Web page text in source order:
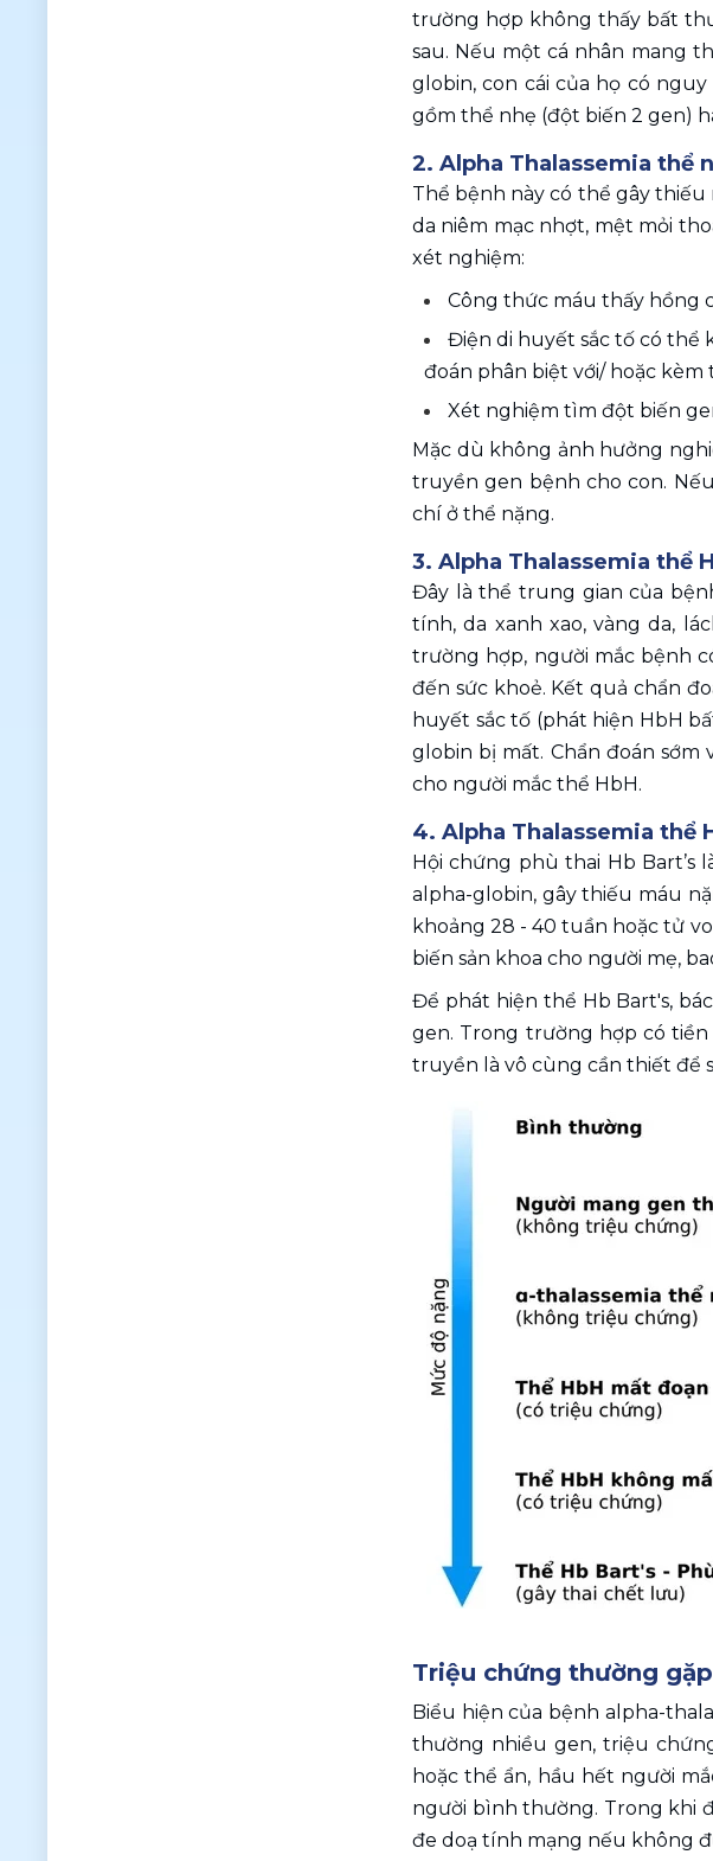
trường hợp không thấy bất
sau. Nếu một cá nhân mang
globin, con cái của họ có
gồm thể nhẹ (đột biến 2 gen)
2. Alpha Thalassemia thể
Thể bệnh này có thể gây
da niêm mạc nhợt, mệt mỏi
xét nghiệm:
Công thức máu thấy hồng
Điện di huyết sắc tố có thể
đoán phân biệt với/ hoặc kèm
Xét nghiệm tìm đột biến
Mặc dù không ảnh hưởng
truyền gen bệnh cho con.
chí ở thể nặng.
3. Alpha Thalassemia thể
Đây là thể trung gian của
tính, da xanh xao, vàng da,
trường hợp, người mắc bệnh
đến sức khoẻ. Kết quả chẩn
huyết sắc tố (phát hiện HbH
globin bị mất. Chẩn đoán
cho người mắc thể HbH.
4. Alpha Thalassemia thể
Hội chứng phù thai Hb Bart’s
alpha-globin, gây thiếu máu
khoảng 28 - 40 tuần hoặc tử
biến sản khoa cho người mẹ,
Để phát hiện thể Hb Bart's,
gen. Trong trường hợp có
truyền là vô cùng cần thiết để
Triệu chứng thường
Biểu hiện của bệnh alpha-
thường nhiều gen, triệu
hoặc thể ẩn, hầu hết người
người bình thường. Trong khi
đe doạ tính mạng nếu không